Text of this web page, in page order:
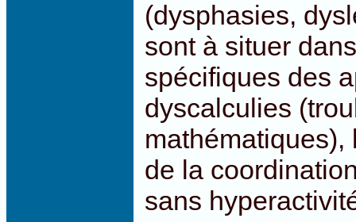
(dysphasies,
sont à situer
spécifiques des
dyscalculies
de la
sans